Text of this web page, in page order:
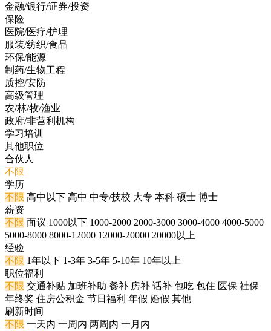
金融/银行/证券/投资
保险
医院/医疗/护理
服装/纺织/食品
环保/能源
制药/生物工程
质控/安防
高级管理
农/林/牧/渔业
政府/非营利机构
学习培训
其他职位
合伙人
不限
学历
不限 高中以下 高中 中专/技校 大专 本科 硕士 博士
薪资
不限 面议 1000以下 1000-2000 2000-3000 3000-4000 4000-5000
5000-8000 8000-12000 12000-20000 20000以上
经验
不限 1年以下 1-3年 3-5年 5-10年 10年以上
职位福利
不限 交通补贴 加班补助 餐补 房补 话补 包吃 包住 医保 社保
年终奖 住房公积金 节日福利 年假 婚假 其他
刷新时间
不限 一天内 一周内 两周内 一月内